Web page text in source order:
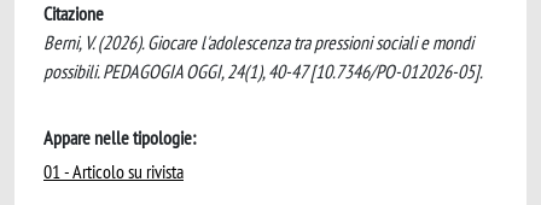
Citazione
Berni, V. (2026). Giocare l'adolescenza tra pressioni sociali e mondi
possibili. PEDAGOGIA OGGI, 24(1), 40-47 [10.7346/PO-012026-05].
Appare nelle tipologie:
01 - Articolo su rivista